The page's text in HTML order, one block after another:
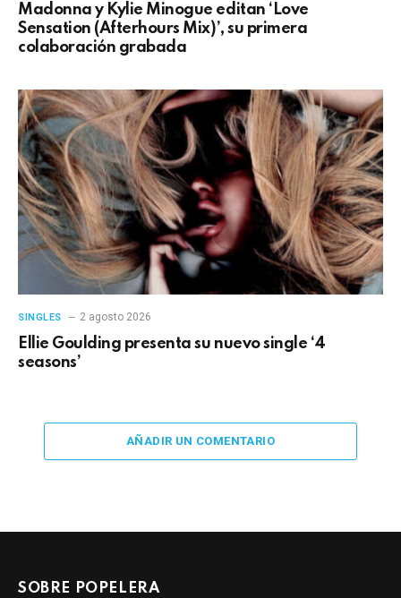
Madonna y Kylie Minogue editan ‘Love
Sensation (Afterhours Mix)’, su primera
colaboración grabada
SINGLES 2 agosto 2026
Ellie Goulding presenta su nuevo single ‘4
seasons’
AÑADIR UN COMENTARIO
SOBRE POPELERA